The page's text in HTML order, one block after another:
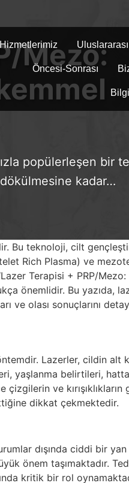
Öncesi-Sonrası
Mezo:
popülerleşen bir
kadar…
Bu teknoloji, cilt
Rich Plasma) ve
Terapisi + PRP/
önemlidir. Bu yazıda,
ve olası sonuçlarını
Lazerler, cildin alt
yaşlanma belirtileri,
ve
dikkat çekmektedir.
dışında ciddi bir
önem taşımaktadır.
kritik bir rol